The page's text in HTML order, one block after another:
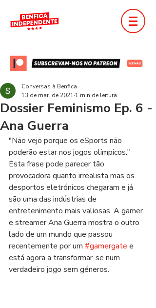
Dossier Feminismo Ep. 6 -
Ana Guerra
Conversas à Benfica
13 de mar. de 2021 1 min de leitura
"Não vejo porque os eSports não
poderão estar nos jogos olímpicos."
Esta frase pode parecer tão
provocadora quanto irrealista mas os
desportos eletrónicos chegaram e já
são uma das indústrias de
entretenimento mais valiosas. A gamer
e streamer Ana Guerra mostra o outro
lado de um mundo que passou
recentemente por um #gamergate e
está agora a transformar-se num
verdadeiro jogo sem géneros.